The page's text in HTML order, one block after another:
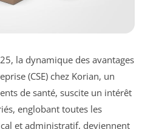
la dynamique des avantages
(CSE) chez Korian, un
de santé, suscite un intérêt
englobant toutes les
et administratif, deviennent